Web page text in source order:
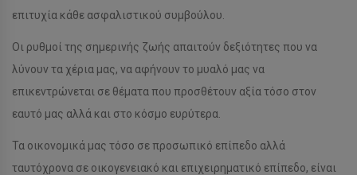
επιτυχία κάθε ασφαλιστικού συμβούλου.
Οι ρυθμοί της σημερινής ζωής απαιτούν δεξιότητες που να
λύνουν τα χέρια μας, να αφήνουν το μυαλό μας να
επικεντρώνεται σε θέματα που προσθέτουν αξία τόσο στον
εαυτό μας αλλά και στο κόσμο ευρύτερα.
Τα οικονομικά μας τόσο σε προσωπικό επίπεδο αλλά
ταυτόχρονα σε οικογενειακό και επιχειρηματικό επίπεδο, είναι